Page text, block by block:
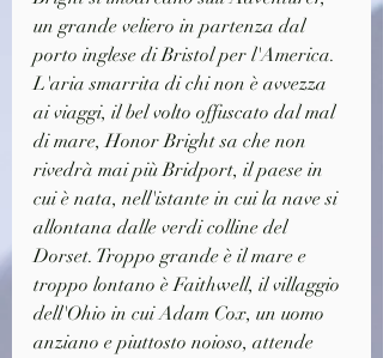
un grande veliero in partenza dal
porto inglese di Bristol per l'America.
L'aria smarrita di chi non è avvezza
ai viaggi, il bel volto offuscato dal mal
di mare, Honor Bright sa che non
rivedrà mai più Bridport, il paese in
cui è nata, nell'istante in cui la nave si
allontana dalle verdi colline del
Dorset. Troppo grande è il mare e
troppo lontano è Faithwell, il villaggio
dell'Ohio in cui Adam Cox, un uomo
anziano e piuttosto noioso, attende